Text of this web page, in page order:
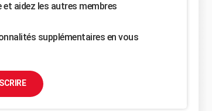
aidez les autres membres
supplémentaires en vous